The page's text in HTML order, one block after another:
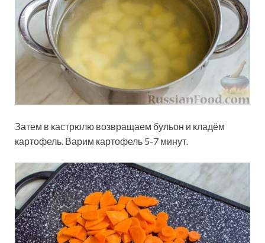
Затем в кастрюлю возвращаем бульон и кладём
картофель. Варим картофель 5-7 минут.